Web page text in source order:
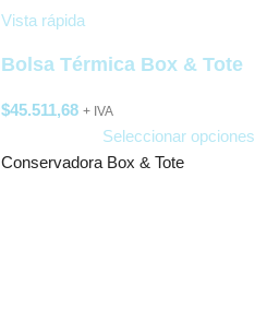
Vista rápida
Bolsa Térmica Box & Tote
$45.511,68 + IVA
Seleccionar opciones
Conservadora Box & Tote